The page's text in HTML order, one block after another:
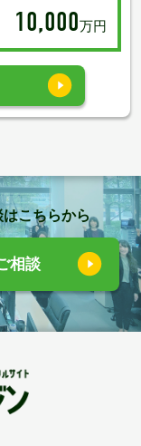
10,000万円
こちらから
相談